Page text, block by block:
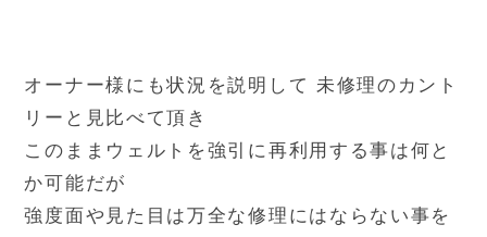
オーナー様にも状況を説明して 未修理のカント
リーと見比べて頂き
このままウェルトを強引に再利用する事は何と
か可能だが
強度面や見た目は万全な修理にはならない事を